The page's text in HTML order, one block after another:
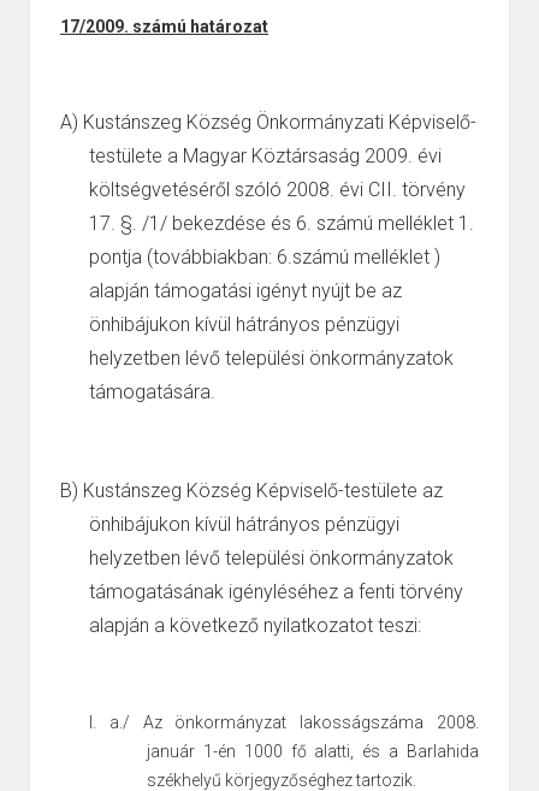
17/2009. számú határozat
A) Kustánszeg Község Önkormányzati Képviselő-
testülete a Magyar Köztársaság 2009. évi
költségvetéséről szóló 2008. évi CII. törvény
17. §. /1/ bekezdése és 6. számú melléklet 1.
pontja (továbbiakban: 6.számú melléklet )
alapján támogatási igényt nyújt be az
önhibájukon kívül hátrányos pénzügyi
helyzetben lévő települési önkormányzatok
támogatására.
B) Kustánszeg Község Képviselő-testülete az
önhibájukon kívül hátrányos pénzügyi
helyzetben lévő települési önkormányzatok
támogatásának igényléséhez a fenti törvény
alapján a következő nyilatkozatot teszi:
a./ Az önkormányzat lakosságszáma 2008.
január 1-én 1000 fő alatti, és a Barlahida
székhelyű körjegyzőséghez tartozik.